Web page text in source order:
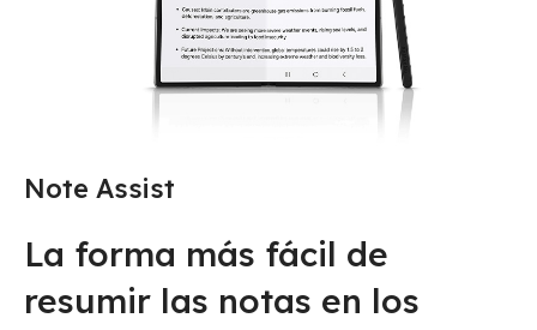
Note Assist
La forma más fácil de
resumir las notas en los